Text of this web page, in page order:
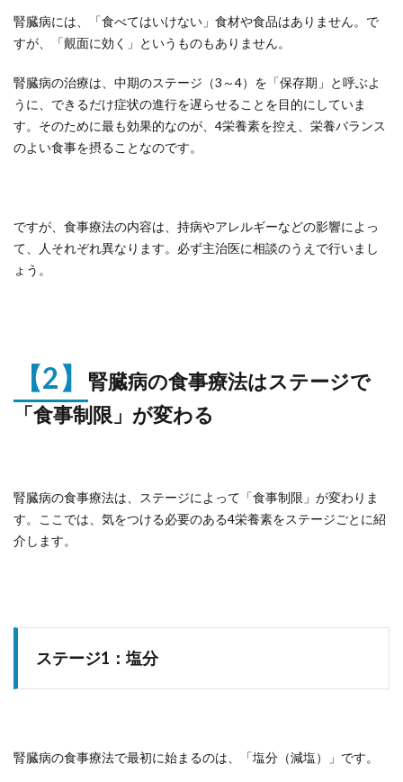
腎臓病には、「食べてはいけない」食材や食品はありません。で
すが、「覿面に効く」というものもありません。
腎臓病の治療は、中期のステージ（3～4）を「保存期」と呼ぶよ
うに、できるだけ症状の進行を遅らせることを目的にしていま
す。そのために最も効果的なのが、4栄養素を控え、栄養バランス
のよい食事を摂ることなのです。
ですが、食事療法の内容は、持病やアレルギーなどの影響によっ
て、人それぞれ異なります。必ず主治医に相談のうえで行いまし
ょう。
【2】
腎臓病の食事療法はステージで
「食事制限」が変わる
腎臓病の食事療法は、ステージによって「食事制限」が変わりま
す。ここでは、気をつける必要のある4栄養素をステージごとに紹
介します。
ステージ1：塩分
腎臓病の食事療法で最初に始まるのは、「塩分（減塩）」です。